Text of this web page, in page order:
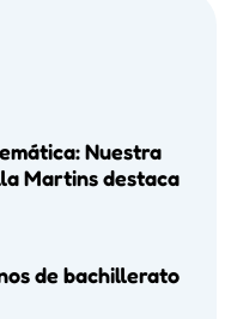
Nuestra
Martins destaca
de bachillerato